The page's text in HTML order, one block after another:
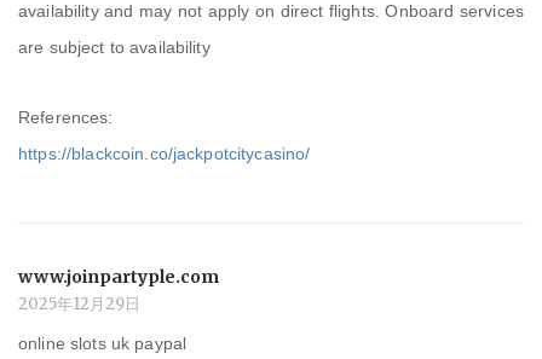
availability and may not apply on direct flights. Onboard services
are subject to availability
References:
https://blackcoin.co/jackpotcitycasino/
www.joinpartyple.com
2025年12月29日
online slots uk paypal